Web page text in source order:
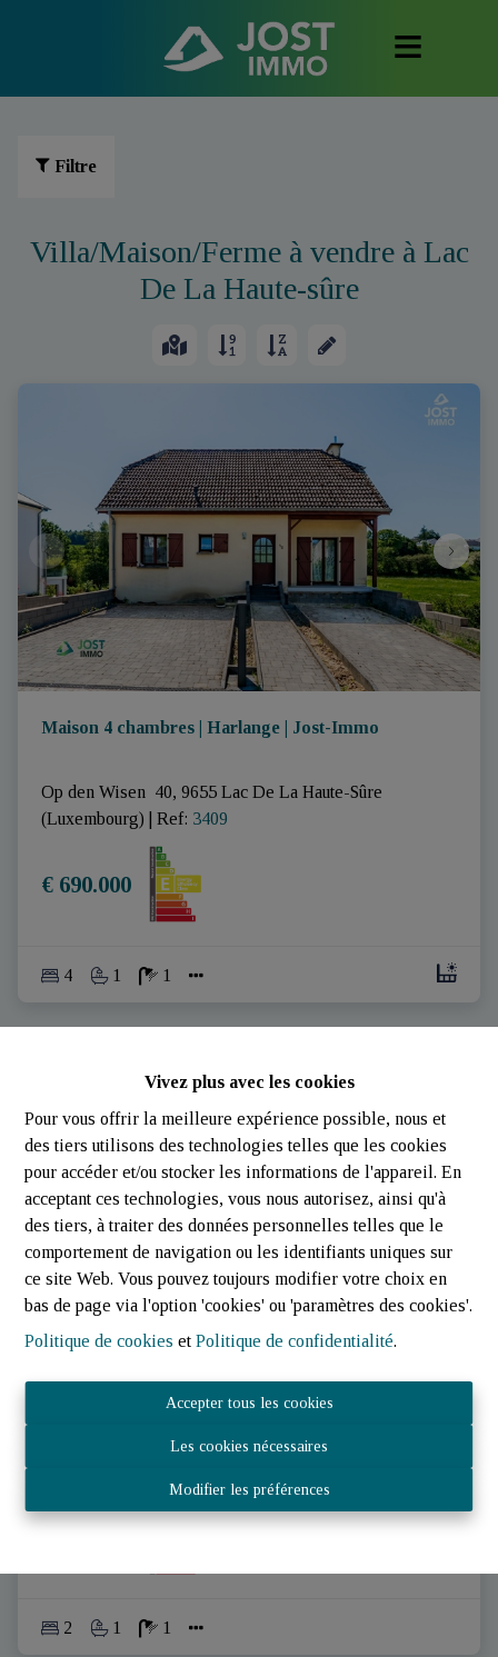
Vivez plus avec les cookies
Pour vous offrir la meilleure expérience possible, nous et
des tiers utilisons des technologies telles que les cookies
pour accéder et/ou stocker les informations de l'appareil. En
acceptant ces technologies, vous nous autorisez, ainsi qu'à
des tiers, à traiter des données personnelles telles que le
comportement de navigation ou les identifiants uniques sur
ce site Web. Vous pouvez toujours modifier votre choix en
bas de page via l'option 'cookies' ou 'paramètres des cookies'.
Politique de cookies etPolitique de confidentialité.
Accepter tous les cookies
Les cookies nécessaires
Modifier les préférences
Filtre
Villa/Maison/Ferme à vendre à Lac
De La Haute-sûre
Maison 4 chambres | Harlange | Jost-Immo
Op den Wisen  40, 9655 Lac De La Haute-Sûre
(Luxembourg)
Ref: 3409
€ 690.000
4 1 1
Maison quatre façades | Harlange | Jost-Immo
Rue Delt 18, 9657 Lac De La Haute-Sûre (Luxembourg)
2 1 1